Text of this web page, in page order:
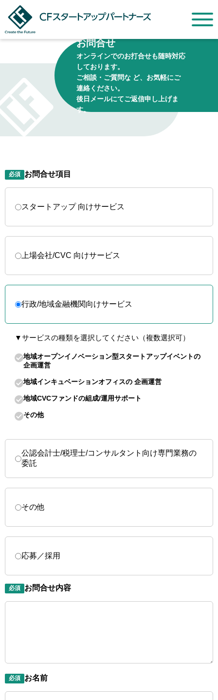
お問合せ
オンラインでのお打合せも随時対応
しております。
ご相談・ご質問な ど、お気軽にご
連絡ください。
後日メールにてご返信申し上げま
す。
必須 お問合せ項目
スタートアップ 向けサービス
上場会社/CVC 向けサービス
行政/地域金融機関向けサービス
▼サービスの種類を選択してください（複数選択可）
地域オープンイノベーション型スタートアップイベントの
企画運営
地域インキュベーションオフィスの 企画運営
地域CVCファンドの組成/運用サポート
その他
公認会計士/税理士/コンサルタント向け専門業務の
委託
その他
応募／採用
必須 お問合せ内容
必須 お名前